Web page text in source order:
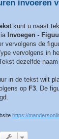
invoeren
kunt u naast
Invoegen -
vervolgens de
vervolgens in
dezelfde
in de tekst wilt
op F3 . De
https://